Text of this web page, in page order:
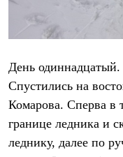
День
Спустились на
Комарова. Сперва в
границе ледника и
леднику, далее по